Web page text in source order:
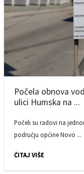
Počela obnova
ulici Humska na ...
Počeli su radovi na
području općine Novo ...
ČITAJ VIŠE